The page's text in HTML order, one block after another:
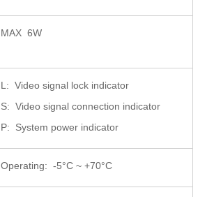
MAX 6W
L: Video signal lock indicator
S: Video signal connection indicator
P: System power indicator
Operating: -5°C ~ +70°C